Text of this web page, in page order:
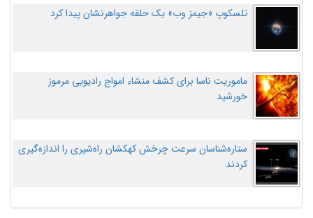
تلسکوپ «جیمز وب» یک حلقه جواهرنشان پیدا کرد
ماموریت ناسا برای کشف منشاء امواج رادیویی مرموز
خورشید
ستاره‌شناسان سرعت چرخش کهکشان راه‌شیری را اندازه‌گیری
کردند